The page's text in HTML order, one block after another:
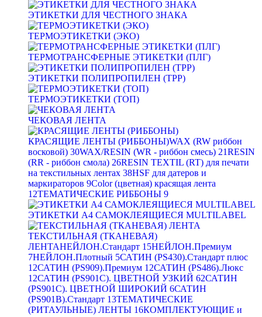
ЭТИКЕТКИ ДЛЯ ЧЕСТНОГО ЗНАКА
ТЕРМОЭТИКЕТКИ (ЭКО)
ТЕРМОТРАНСФЕРНЫЕ ЭТИКЕТКИ (ПЛГ)
ЭТИКЕТКИ ПОЛИПРОПИЛЕН (TPP)
ТЕРМОЭТИКЕТКИ (ТОП)
ЧЕКОВАЯ ЛЕНТА
КРАСЯЩИЕ ЛЕНТЫ (РИББОНЫ)WAX (RW риббон
восковой) 30WAX/RESIN (WR - риббон смесь) 21RESIN
(RR - риббон смола) 26RESIN TEXTIL (RT) для печати
на текстильных лентах 38HSF для датеров и
маркираторов 9Color (цветная) красящая лента
12ТЕМАТИЧЕСКИЕ РИББОНЫ 9
ЭТИКЕТКИ А4 САМОКЛЕЯЩИЕСЯ MULTILABEL
ТЕКСТИЛЬНАЯ (ТКАНЕВАЯ)
ЛЕНТАНЕЙЛОН.Стандарт 15НЕЙЛОН.Премиум
7НЕЙЛОН.Плотный 5САТИН (PS430).Стандарт плюс
12САТИН (PS909).Премиум 12САТИН (PS486).Люкс
12САТИН (PS901C). ЦВЕТНОЙ УЗКИЙ 62САТИН
(PS901C). ЦВЕТНОЙ ШИРОКИЙ 6САТИН
(PS901B).Стандарт 13ТЕМАТИЧЕСКИЕ
(РИТАУЛЬНЫЕ) ЛЕНТЫ 16КОМПЛЕКТУЮЩИЕ и